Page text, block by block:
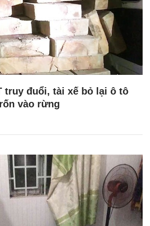
truy đuổi, tài xế bỏ lại ô tô
vào rừng